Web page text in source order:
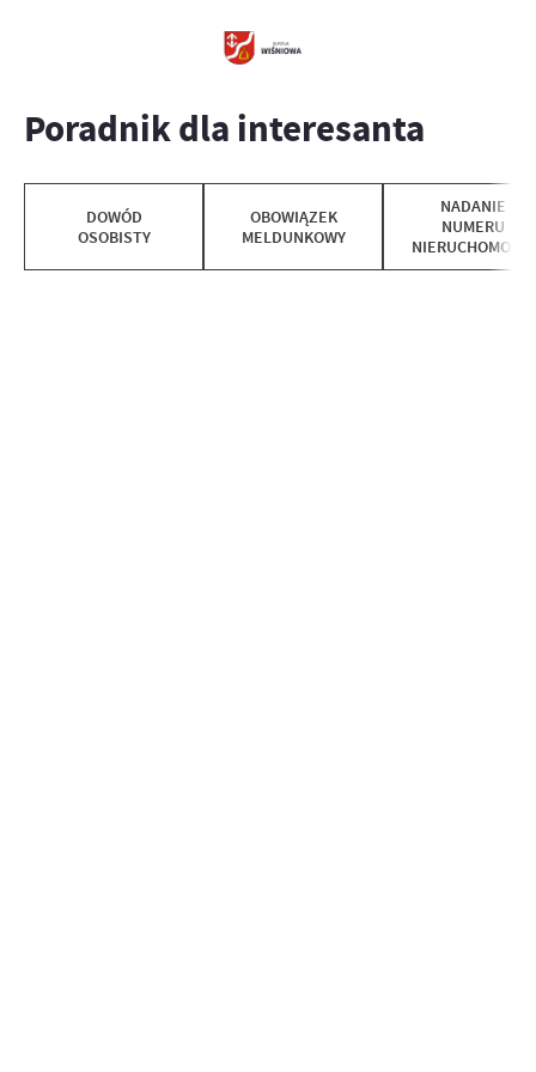
Poradnik dla interesanta
DOWÓD
OSOBISTY
OBOWIĄZEK
MELDUNKOWY
NADANIE
NUMERU
NIERUCHOMOŚCI